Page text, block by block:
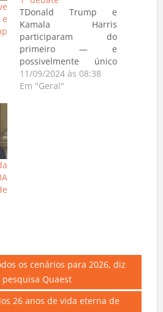
1º debate
TDonald Trump e
Kamala Harris
participaram do
primeiro — e
possivelmente único
—, debate para a
presidência dos
11/09/2024 às 08:38
Em "Geral"
os cenários para 2026, diz
pesquisa Quaest
26 anos de vida eterna de